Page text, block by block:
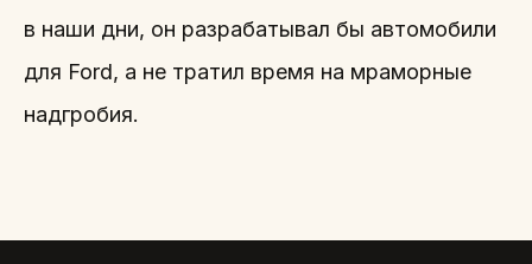
в наши дни, он разрабатывал бы автомобили
для Ford, а не тратил время на мраморные
надгробия.